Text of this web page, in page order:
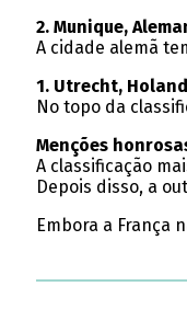
2. Munique,
A cidade alemã
1. Utrecht,
No topo da
Menções
A classificação
Depois disso, a
Embora a França